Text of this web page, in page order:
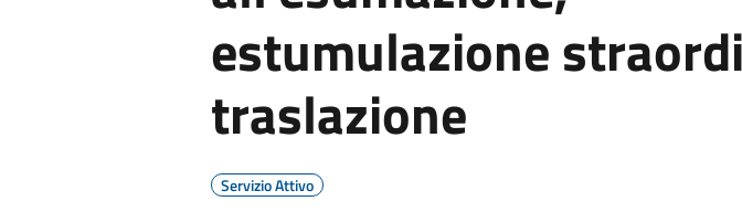
estumulazione
traslazione
Servizio Attivo